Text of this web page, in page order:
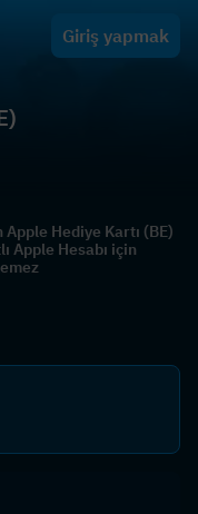
Giriş yapmak
Hediye Kartı (BE)
Apple Hesabı için